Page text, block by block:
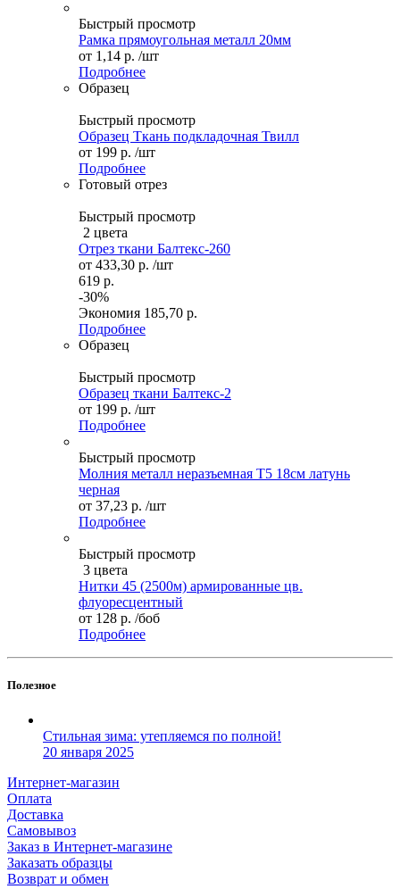
Быстрый просмотр
Рамка прямоугольная металл 20мм
от 1,14 р. /шт
Подробнее
Образец
Быстрый просмотр
Образец Ткань подкладочная Твилл
от 199 р. /шт
Подробнее
Готовый отрез
Быстрый просмотр
2 цвета
Отрез ткани Балтекс-260
от 433,30 р. /шт
619 р.
-30%
Экономия 185,70 р.
Подробнее
Образец
Быстрый просмотр
Образец ткани Балтекс-2
от 199 р. /шт
Подробнее
Быстрый просмотр
Молния металл неразъемная Т5 18см латунь
черная
от 37,23 р. /шт
Подробнее
Быстрый просмотр
3 цвета
Нитки 45 (2500м) армированные цв.
флуоресцентный
от 128 р. /боб
Подробнее
Полезное
Стильная зима: утепляемся по полной!
20 января 2025
Интернет-магазин
Оплата
Доставка
Самовывоз
Заказ в Интернет-магазине
Заказать образцы
Возврат и обмен